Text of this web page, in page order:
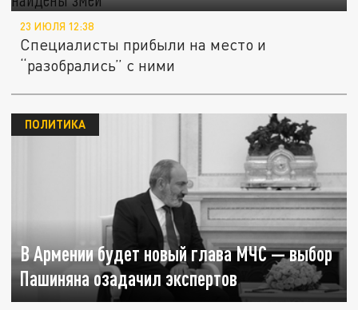
23 ИЮЛЯ 12:38
Специалисты прибыли на место и
“разобрались” с ними
В Армении будет новый глава МЧС — выбор
Пашиняна озадачил экспертов
ПОЛИТИКА